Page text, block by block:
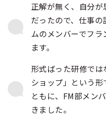
正解が無く、自分
だったので、仕事
ムのメンバーでフ
ます。
形式ばった研修で
ショップ」という
ともに、FM部メン
きました。